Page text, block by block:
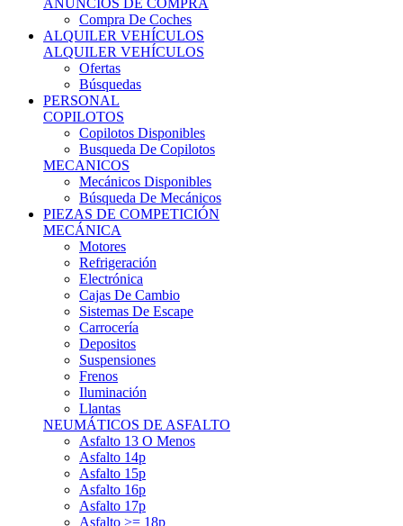
ALQUILER VEHÍCULOS
ALQUILER VEHÍCULOS
Ofertas
Búsquedas
PERSONAL
COPILOTOS
Copilotos Disponibles
Busqueda De Copilotos
MECANICOS
Mecánicos Disponibles
Búsqueda De Mecánicos
PIEZAS DE COMPETICIÓN
MECÁNICA
Motores
Refrigeración
Electrónica
Cajas De Cambio
Sistemas De Escape
Carrocería
Depositos
Suspensiones
Frenos
Iluminación
Llantas
NEUMÁTICOS DE ASFALTO
Asfalto 13 O Menos
Asfalto 14p
Asfalto 15p
Asfalto 16p
Asfalto 17p
Asfalto >= 18p
NEUMÁTICOS DE TIERRA